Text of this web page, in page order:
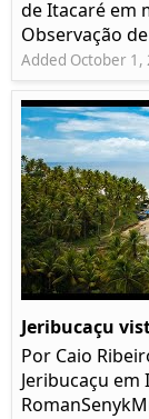
de Itacaré em
Observação
Added October 1,
Jeribucaçu
Por Caio
Jeribucaçu em